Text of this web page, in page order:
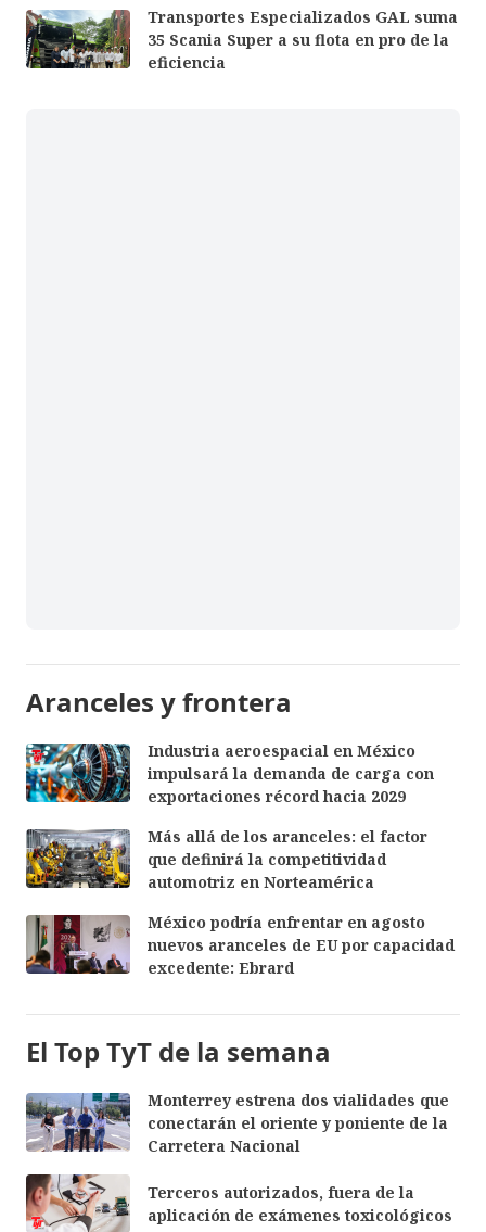
Transportes Especializados GAL suma
35 Scania Super a su flota en pro de la
eficiencia
Aranceles y frontera
Industria aeroespacial en México
impulsará la demanda de carga con
exportaciones récord hacia 2029
Más allá de los aranceles: el factor
que definirá la competitividad
automotriz en Norteamérica
México podría enfrentar en agosto
nuevos aranceles de EU por capacidad
excedente: Ebrard
El Top TyT de la semana
Monterrey estrena dos vialidades que
conectarán el oriente y poniente de la
Carretera Nacional
Terceros autorizados, fuera de la
aplicación de exámenes toxicológicos